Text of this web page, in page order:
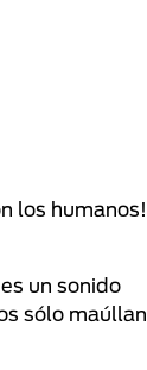
los humanos!
un sonido
sólo maúllan